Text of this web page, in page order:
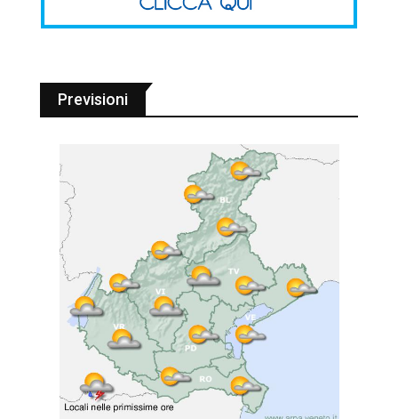
Previsioni